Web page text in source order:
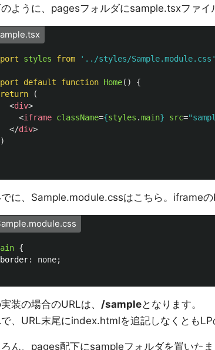
ように、pagesフォルダにsample.tsxファイ
styles from ' ../styles/Sample.module.css '
default function Home()
{
return
(
<div>
<iframe className={styles .main} src=
</div>
)
に、Sample.module.cssはこちら。iframeの
{
border: none;
装の場合のURLは、 /sampleとなります。
、URL末尾にindex.htmlを追記しなくともLP
ろん、pages配下にsampleフォルダを置いたま